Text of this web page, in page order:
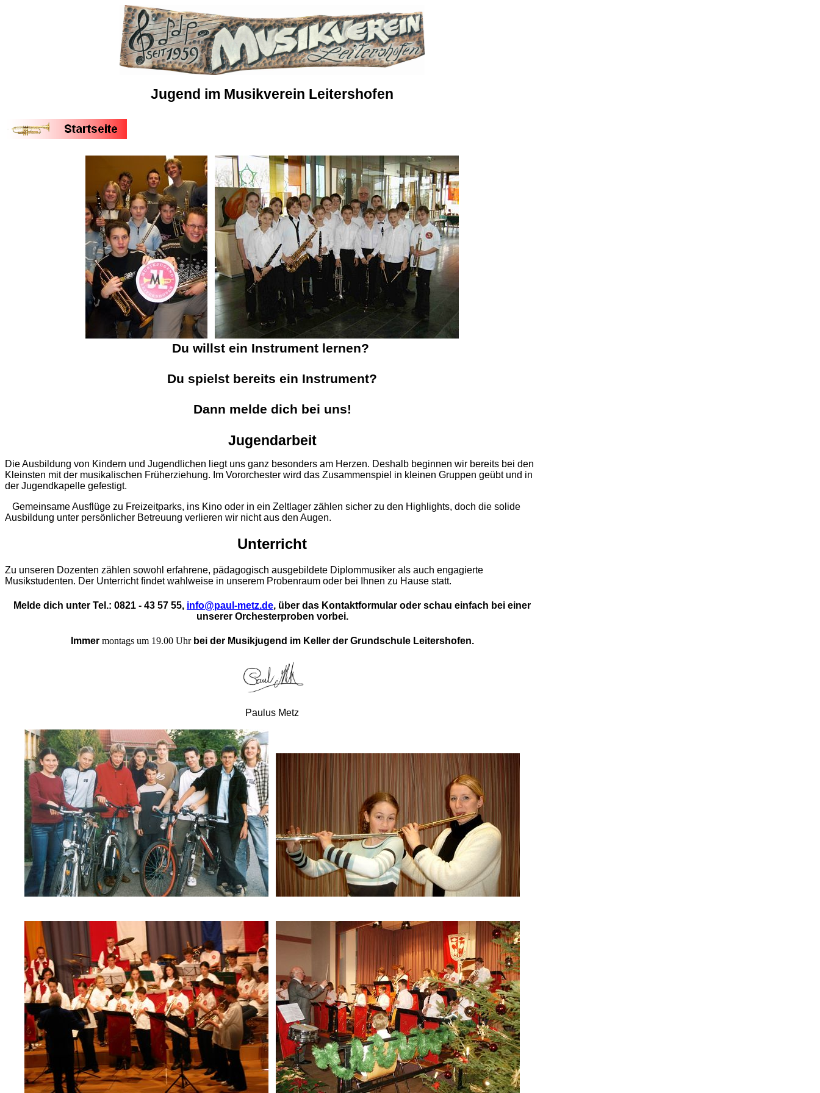
Jugend im Musikverein Leitershofen
Du willst ein Instrument lernen?
Du spielst bereits ein Instrument?
Dann melde dich bei uns!
Jugendarbeit
Die Ausbildung von Kindern und Jugendlichen liegt uns ganz besonders am Herzen. Deshalb beginnen wir bereits bei den
Kleinsten mit der musikalischen Früherziehung. Im Vororchester wird das Zusammenspiel in kleinen Gruppen geübt und in
der Jugendkapelle gefestigt.
Gemeinsame Ausflüge zu Freizeitparks, ins Kino oder in ein Zeltlager zählen sicher zu den Highlights, doch die solide
Ausbildung unter persönlicher Betreuung verlieren wir nicht aus den Augen.
Unterricht
Zu unseren Dozenten zählen sowohl erfahrene, pädagogisch ausgebildete Diplommusiker als auch engagierte
Musikstudenten. Der Unterricht findet wahlweise in unserem Probenraum oder bei Ihnen zu Hause statt.
Melde dich unter Tel.: 0821 - 43 57 55, info@paul-metz.de, über das Kontaktformular oder schau einfach bei einer
unserer Orchesterproben vorbei.
Immer montags um 19.00 Uhrbei der Musikjugend im Keller der Grundschule Leitershofen.
Paulus Metz